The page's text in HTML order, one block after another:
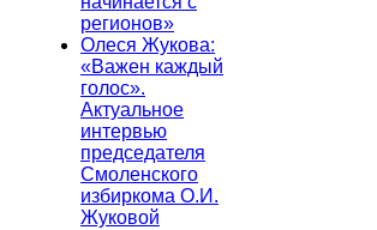
регионов»
Олеся Жукова:
«Важен каждый
голос».
Актуальное
интервью
председателя
Смоленского
избиркома О.И.
Жуковой